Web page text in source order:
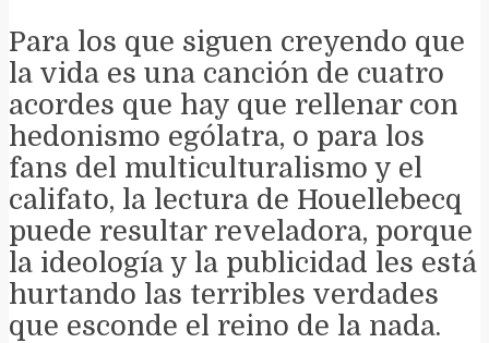
Para los que siguen creyendo que
la vida es una canción de cuatro
acordes que hay que rellenar con
hedonismo ególatra, o para los
fans del multiculturalismo y el
califato, la lectura de Houellebecq
puede resultar reveladora, porque
la ideología y la publicidad les está
hurtando las terribles verdades
que esconde el reino de la nada.